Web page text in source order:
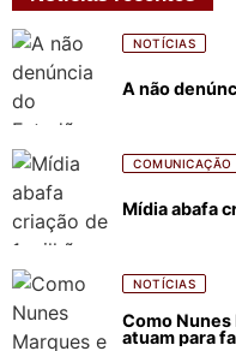
NOTÍCIAS
A não
COMUNICAÇÃO
Mídia abafa
NOTÍCIAS
Como
atuam para